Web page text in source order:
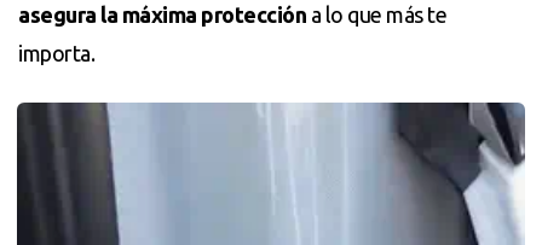
asegura la máxima protección a lo que más te
importa.